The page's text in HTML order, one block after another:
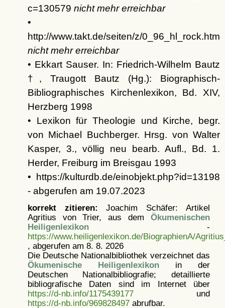
c=130579 nicht mehr erreichbar
•
http://www.takt.de/seiten/z/0_96_hl_rock.htm
nicht mehr erreichbar
• Ekkart Sauser. In: Friedrich-Wilhelm Bautz
†, Traugott Bautz (Hg.): Biographisch-
Bibliographisches Kirchenlexikon, Bd. XIV,
Herzberg 1998
• Lexikon für Theologie und Kirche, begr.
von Michael Buchberger. Hrsg. von Walter
Kasper, 3., völlig neu bearb. Aufl., Bd. 1.
Herder, Freiburg im Breisgau 1993
• https://kulturdb.de/einobjekt.php?id=13198
- abgerufen am 19.07.2023
korrekt zitieren: Joachim Schäfer: Artikel
Agritius von Trier, aus dem Ökumenischen
Heiligenlexikon-
https://www.heiligenlexikon.de/BiographienA/
, abgerufen am 8. 8. 2026
Die Deutsche Nationalbibliothek verzeichnet das
Ökumenische Heiligenlexikonin der
Deutschen Nationalbibliografie; detaillierte
bibliografische Daten sind im Internet über
https://d-nb.info/1175439177und
https://d-nb.info/969828497abrufbar.